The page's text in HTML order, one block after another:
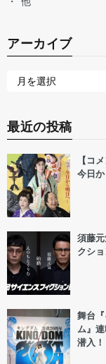
アーカイブ
最近の投稿
【コ
今日
須藤
クシ
舞台
ム』
潜入！